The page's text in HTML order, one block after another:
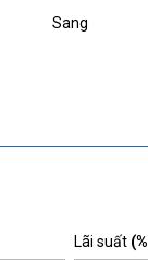
Sang
Lãi suất